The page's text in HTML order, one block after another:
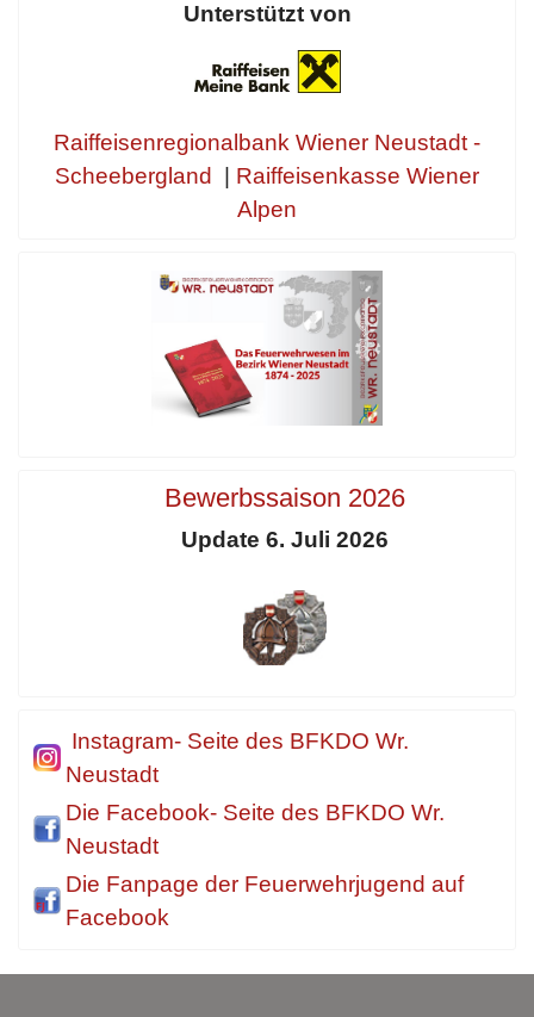
Unterstützt von
Raiffeisenregionalbank Wiener Neustadt -
Scheebergland
Raiffeisenkasse Wiener
Alpen
Bewerbssaison 2026
Update 6. Juli 2026
Instagram- Seite des BFKDO Wr.
Neustadt
Die Facebook- Seite des BFKDO Wr.
Neustadt
Die Fanpage der Feuerwehrjugend auf
Facebook